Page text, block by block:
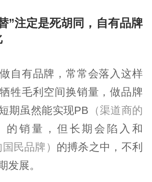
”注定是死胡同，自有品牌
自有品牌，常常会落入这样
牲毛利空间换销量，做品牌
期虽然能实现PB （渠道商的
的销量，但长期会陷入和
国民品牌） 的搏杀之中，不利
发展。